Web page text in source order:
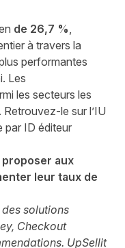
de 26,7 %,
à travers la
performantes
Les
les secteurs les
Retrouvez-le sur l’IU
par ID éditeur
proposer aux
leur taux de
solutions
Checkout
UpSellit